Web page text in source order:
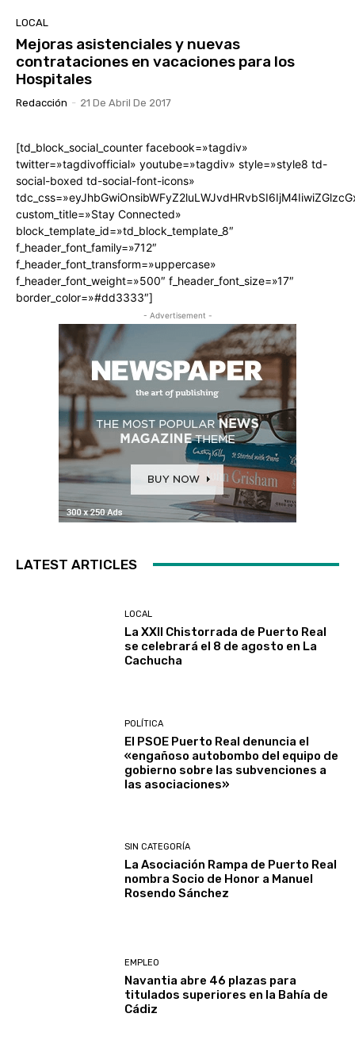
LOCAL
Mejoras asistenciales y nuevas
contrataciones en vacaciones para los
Hospitales
Redacción - 21 De Abril De 2017
[td_block_social_counter facebook=»tagdiv»
twitter=»tagdivofficial» youtube=»tagdiv» style=»style8 td-
social-boxed td-social-font-icons»
custom_title=»Stay Connected»
block_template_id=»td_block_template_8″
f_header_font_family=»712″
f_header_font_transform=»uppercase»
f_header_font_weight=»500″ f_header_font_size=»17″
border_color=»#dd3333″]
- Advertisement -
LATEST ARTICLES
LOCAL
La XXII Chistorrada de Puerto Real
se celebrará el 8 de agosto en La
Cachucha
POLÍTICA
El PSOE Puerto Real denuncia el
«engañoso autobombo del equipo de
gobierno sobre las subvenciones a
las asociaciones»
SIN CATEGORÍA
La Asociación Rampa de Puerto Real
nombra Socio de Honor a Manuel
Rosendo Sánchez
EMPLEO
Navantia abre 46 plazas para
titulados superiores en la Bahía de
Cádiz